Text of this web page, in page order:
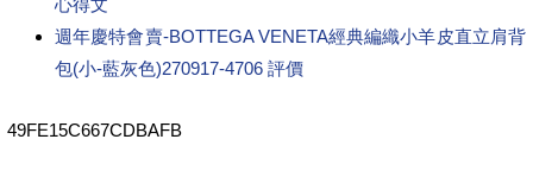
心得文
週年慶特會賣-BOTTEGA VENETA經典編織小羊皮直立肩背
包(小-藍灰色)270917-4706 評價
49FE15C667CDBAFB